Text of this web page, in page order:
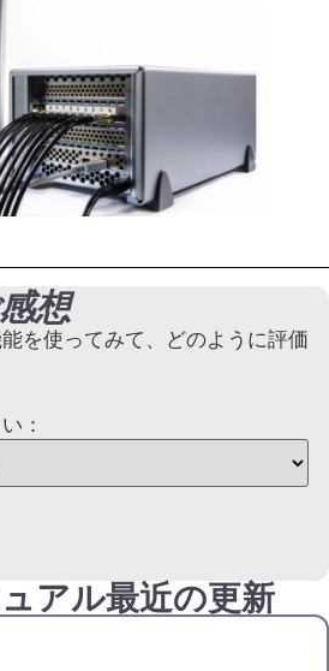
想
を使ってみて、どのように評価
：
アル最近の更新